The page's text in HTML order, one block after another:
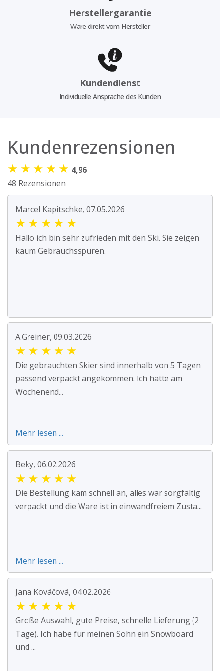
Herstellergarantie
Ware direkt vom Hersteller
Kundendienst
Individuelle Ansprache des Kunden
Kundenrezensionen
★ ★ ★ ★ ★ 4,96
48 Rezensionen
Marcel Kapitschke, 07.05.2026
★ ★ ★ ★ ★
Hallo ich bin sehr zufrieden mit den Ski. Sie zeigen
kaum Gebrauchsspuren.
A.Greiner, 09.03.2026
★ ★ ★ ★ ★
Die gebrauchten Skier sind innerhalb von 5 Tagen
passend verpackt angekommen. Ich hatte am
Wochenend...
Mehr lesen ...
Beky, 06.02.2026
★ ★ ★ ★ ★
Die Bestellung kam schnell an, alles war sorgfältig
verpackt und die Ware ist in einwandfreiem Zusta...
Mehr lesen ...
Jana Kováčová, 04.02.2026
★ ★ ★ ★ ★
Große Auswahl, gute Preise, schnelle Lieferung (2
Tage). Ich habe für meinen Sohn ein Snowboard
und ...